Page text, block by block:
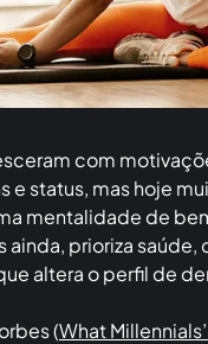
com
e status, mas hoje
mentalidade de
ainda, prioriza saúde,
altera o perfil de
(What